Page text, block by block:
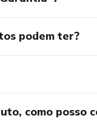
podem ter?
como posso